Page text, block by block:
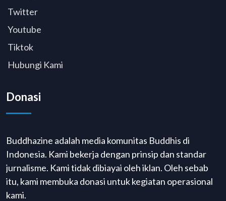
Twitter
Youtube
Tiktok
Hubungi Kami
Donasi
Buddhazine adalah media komunitas Buddhis di
Indonesia. Kami bekerja dengan prinsip dan standar
jurnalisme. Kami tidak dibiayai oleh iklan. Oleh sebab
itu, kami membuka donasi untuk kegiatan operasional
kami.